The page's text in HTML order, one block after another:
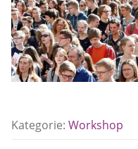
Kategorie: Workshop